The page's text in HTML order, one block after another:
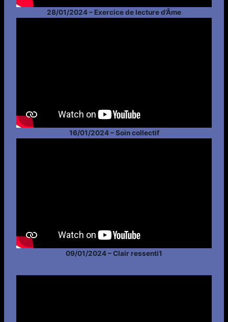
28/01/2024 – Exercice de lecture d’Âme
16/01/2024 – Soin collectif
09/01/2024 – Clair ressenti1